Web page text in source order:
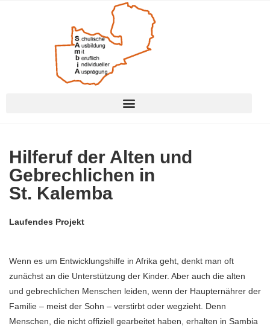
Hilferuf der Alten und
Gebrechlichen in
St. Kalemba​​
Laufendes Projekt
Wenn es um Entwicklungshilfe in Afrika geht, denkt man oft
zunächst an die Unterstützung der Kinder. Aber auch die alten
und gebrechlichen Menschen leiden, wenn der Haupternährer der
Familie – meist der Sohn – verstirbt oder wegzieht. Denn
Menschen, die nicht offiziell gearbeitet haben, erhalten in Sambia